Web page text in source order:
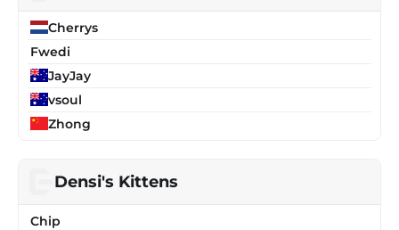
Cherrys
Fwedi
JayJay
vsoul
Zhong
Densi's Kittens
Chip